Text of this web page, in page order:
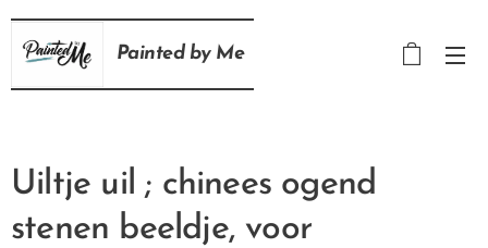
Painted byMe
Uiltje uil ; chinees ogend
stenen beeldje, voor